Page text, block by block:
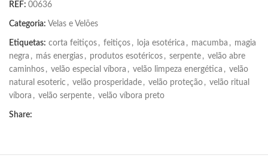
REF: 00636
Categoria: Velas e Velões
Etiquetas: corta feitiços , feitiços , loja esotérica , macumba , magia
negra , más energias , produtos esotéricos , serpente , velão abre
caminhos , velão especial víbora , velão limpeza energética , velão
natural esoteric , velão prosperidade , velão proteção , velão ritual
víbora , velão serpente , velão víbora preto
Share: